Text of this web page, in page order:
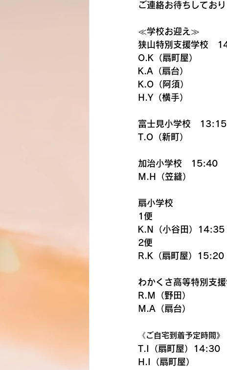
ご連絡お待ちしており
≪学校お迎え≫
狭山特別支援学校　
O.K（扇町屋）
K.A（扇台）
K.O（阿須）
H.Y（横手）
富士見小学校　13:15
T.O（新町）
加治小学校　15:40
M.H（笠縫）
扇小学校
1便
K.N（小谷田）14:35
2便
R.K（扇町屋）15:20
わかくさ高等特別支
R.M（野田）
M.A（扇台）
《ご自宅到着予定時間》
T.I（扇町屋）14:30
H.I（扇町屋）